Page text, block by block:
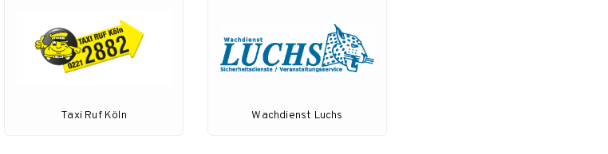
Taxi Ruf Köln Wachdienst Luchs